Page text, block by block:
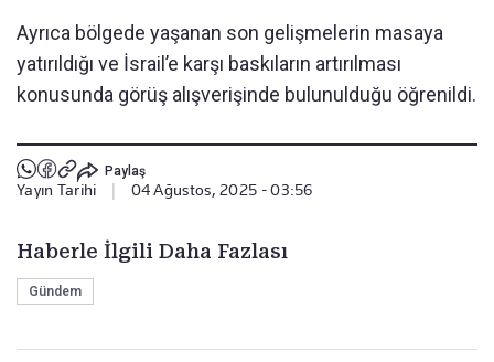
Ayrıca bölgede yaşanan son gelişmelerin masaya
yatırıldığı ve İsrail’e karşı baskıların artırılması
konusunda görüş alışverişinde bulunulduğu öğrenildi.
Paylaş
Yayın Tarihi 04 Ağustos, 2025 - 03:56
Haberle İlgili Daha Fazlası
Gündem